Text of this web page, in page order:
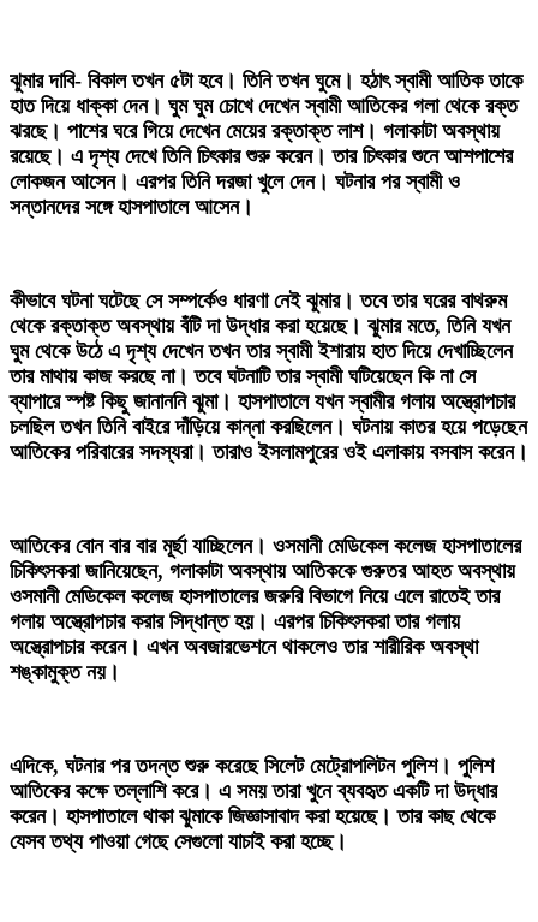
‎ঝুমার দাবি- বিকাল তখন ৫টা হবে। তিনি তখন ঘুমে। হঠাৎ স্বামী আতিক তাকে
হাত দিয়ে ধাক্কা দেন। ঘুম ঘুম চোখে দেখেন স্বামী আতিকের গলা থেকে রক্ত
ঝরছে। পাশের ঘরে গিয়ে দেখেন মেয়ের রক্তাক্ত লাশ। গলাকাটা অবস্থায়
রয়েছে। এ দৃশ্য দেখে তিনি চিৎকার শুরু করেন। তার চিৎকার শুনে আশপাশের
লোকজন আসেন। এরপর তিনি দরজা খুলে দেন। ঘটনার পর স্বামী ও
সন্তানদের সঙ্গে হাসপাতালে আসেন।
‎কীভাবে ঘটনা ঘটেছে সে সম্পর্কেও ধারণা নেই ঝুমার। তবে তার ঘরের বাথরুম
থেকে রক্তাক্ত অবস্থায় বঁটি দা উদ্ধার করা হয়েছে। ঝুমার মতে, তিনি যখন
ঘুম থেকে উঠে এ দৃশ্য দেখেন তখন তার স্বামী ইশারায় হাত দিয়ে দেখাচ্ছিলেন
তার মাথায় কাজ করছে না। তবে ঘটনাটি তার স্বামী ঘটিয়েছেন কি না সে
ব্যাপারে স্পষ্ট কিছু জানাননি ঝুমা। হাসপাতালে যখন স্বামীর গলায় অস্ত্রোপচার
চলছিল তখন তিনি বাইরে দাঁড়িয়ে কান্না করছিলেন। ঘটনায় কাতর হয়ে পড়েছেন
আতিকের পরিবারের সদস্যরা। তারাও ইসলামপুরের ওই এলাকায় বসবাস করেন।
‎আতিকের বোন বার বার মূর্ছা যাচ্ছিলেন। ওসমানী মেডিকেল কলেজ হাসপাতালের
চিকিৎসকরা জানিয়েছেন, গলাকাটা অবস্থায় আতিককে গুরুতর আহত অবস্থায়
ওসমানী মেডিকেল কলেজ হাসপাতালের জরুরি বিভাগে নিয়ে এলে রাতেই তার
গলায় অস্ত্রোপচার করার সিদ্ধান্ত হয়। এরপর চিকিৎসকরা তার গলায়
অস্ত্রোপচার করেন। এখন অবজারভেশনে থাকলেও তার শারীরিক অবস্থা
শঙ্কামুক্ত নয়।
‎এদিকে, ঘটনার পর তদন্ত শুরু করেছে সিলেট মেট্রোপলিটন পুলিশ। পুলিশ
আতিকের কক্ষে তল্লাশি করে। এ সময় তারা খুনে ব্যবহৃত একটি দা উদ্ধার
করেন। হাসপাতালে থাকা ঝুমাকে জিজ্ঞাসাবাদ করা হয়েছে। তার কাছ থেকে
যেসব তথ্য পাওয়া গেছে সেগুলো যাচাই করা হচ্ছে।